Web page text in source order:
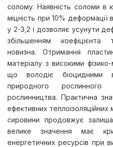
солому. Наявність соломи в
міцність при 10% деформації
у 2-3,2 і дозволяє усунути
збільшенням коефіцієнта
новизна. Отримання
матеріалу з високими
що володіє біоцидними
природного
рослинництва. Практична
ефективних теплоізоляційних
сировини продовжує
велике значення має
енергетичних ресурсів при